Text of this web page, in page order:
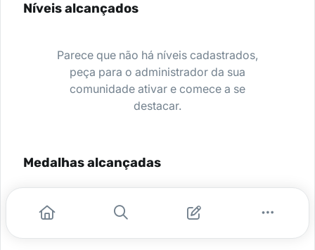
Níveis alcançados
Parece que não há níveis cadastrados,
peça para o administrador da sua
comunidade ativar e comece a se
destacar.
Medalhas alcançadas
Nenhuma medalha encontrada